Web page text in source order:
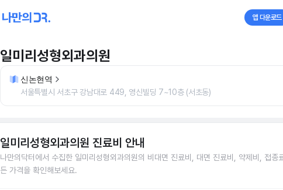
앱 다운로드
일미리성형외과의원
신논현역
서울특별시 서초구 강남대로 449, 영신빌딩 7~10층 (서초동)
일미리성형외과의원 진료비 안내
나만의닥터에서 수집한 일미리성형외과의원의 비대면 진료비, 대면 진료비, 약제비, 접종
든 가격을 확인해보세요.